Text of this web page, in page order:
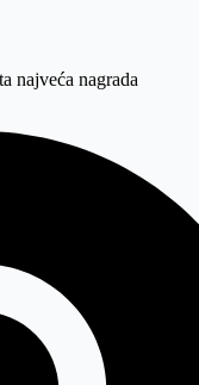
najveća nagrada